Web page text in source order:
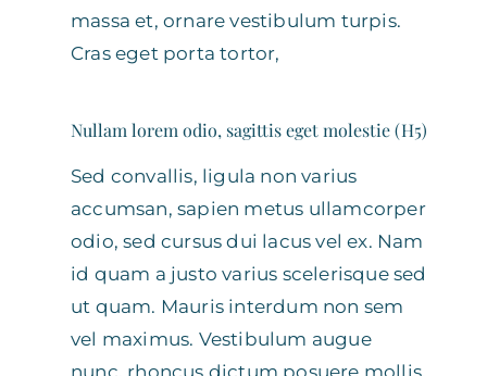
massa et, ornare vestibulum turpis.
Cras eget porta tortor,
Nullam lorem odio, sagittis eget molestie (H5)
Sed convallis, ligula non varius
accumsan, sapien metus ullamcorper
odio, sed cursus dui lacus vel ex. Nam
id quam a justo varius scelerisque sed
ut quam. Mauris interdum non sem
vel maximus. Vestibulum augue
nunc, rhoncus dictum posuere mollis,